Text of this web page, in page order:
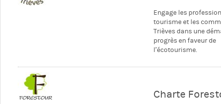
Engage les
tourisme et les
Trièves dans une
progrès en faveur de
l’écotourisme.
Charte